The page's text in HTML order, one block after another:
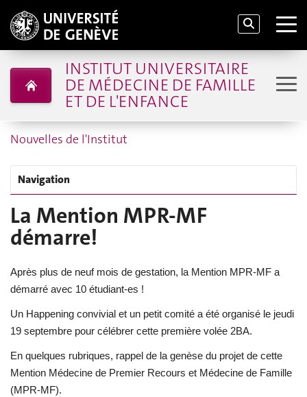
INSTITUT UNIVERSITAIRE
DE MÉDECINE DE FAMILLE
ET DE L'ENFANCE
Nouvelles de l'Institut
Navigation
La Mention MPR-MF
démarre!
Après plus de neuf mois de gestation, la Mention MPR-MF a
démarré avec 10 étudiant-es !
Un Happening convivial et un petit comité a été organisé le jeudi
19 septembre pour célébrer cette première volée 2BA.
En quelques rubriques, rappel de la genèse du projet de cette
Mention Médecine de Premier Recours et Médecine de Famille
(MPR-MF).